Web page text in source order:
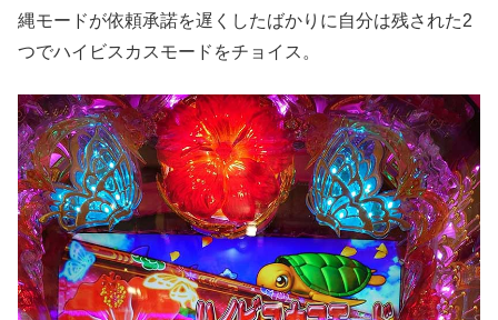
縄モードが依頼承諾を遅くしたばかりに⾃分は残された2
つでハイビスカスモードをチョイス。